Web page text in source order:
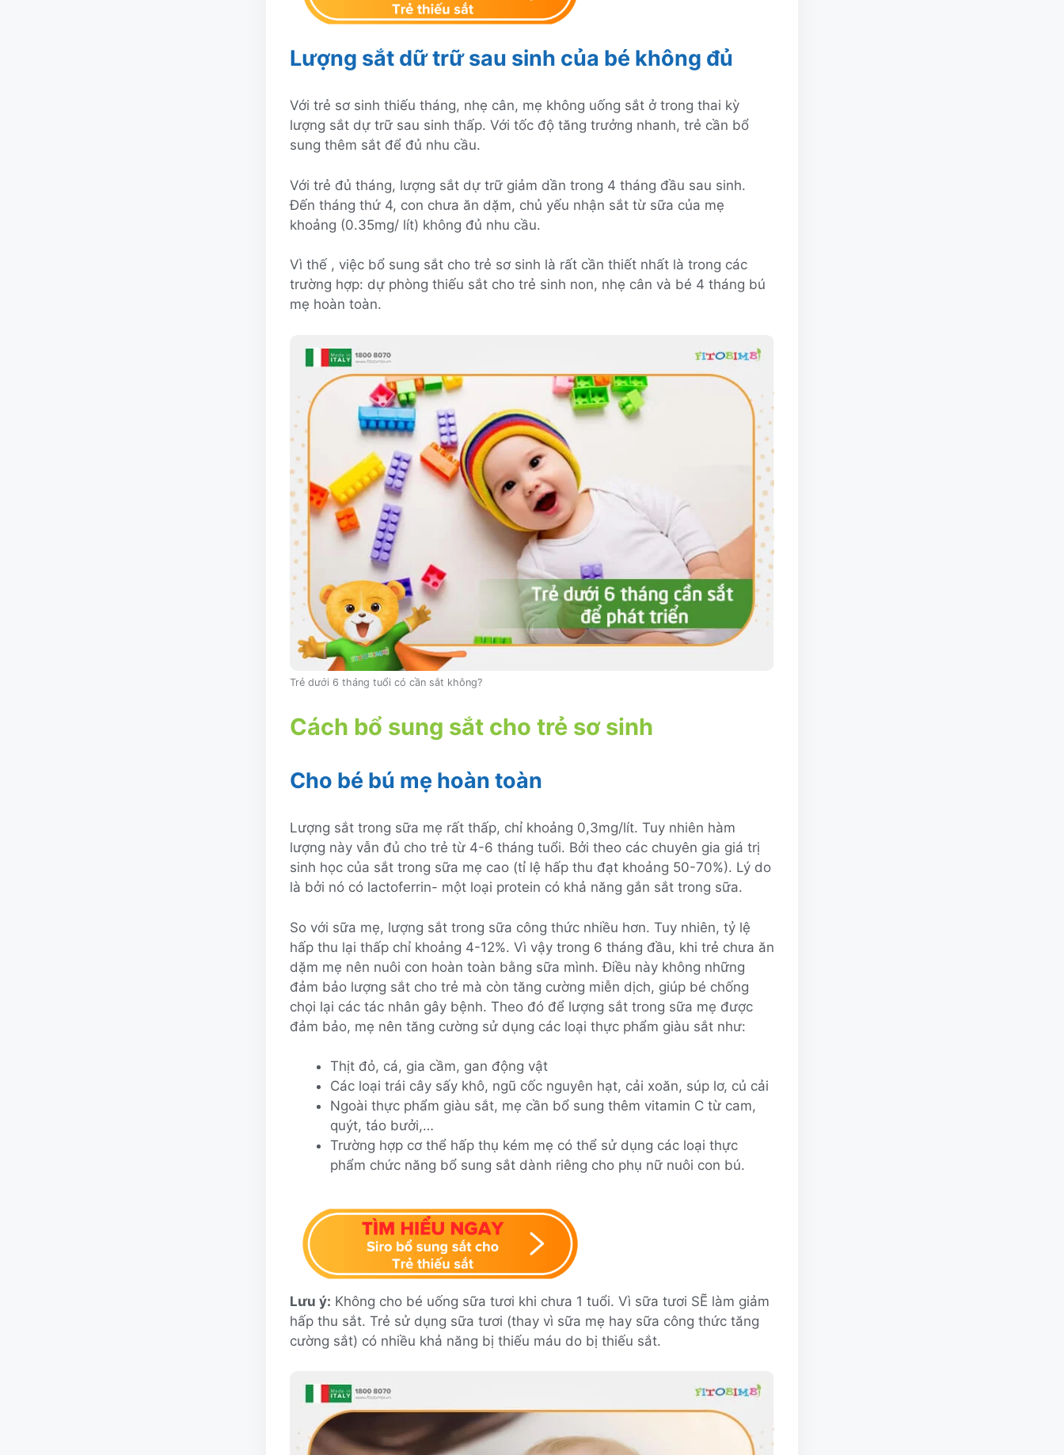
Lượng sắt dữ trữ sau sinh của bé không đủ
Với trẻ sơ sinh thiếu tháng, nhẹ cân, mẹ không uống sắt ở trong thai kỳ
lượng sắt dự trữ sau sinh thấp. Với tốc độ tăng trưởng nhanh, trẻ cần bổ
sung thêm sắt để đủ nhu cầu.
Với trẻ đủ tháng, lượng sắt dự trữ giảm dần trong 4 tháng đầu sau sinh.
Đến tháng thứ 4, con chưa ăn dặm, chủ yếu nhận sắt từ sữa của mẹ
khoảng (0.35mg/ lít) không đủ nhu cầu.
Vì thế , việc bổ sung sắt cho trẻ sơ sinh là rất cần thiết nhất là trong các
trường hợp: dự phòng thiếu sắt cho trẻ sinh non, nhẹ cân và bé 4 tháng bú
mẹ hoàn toàn.
Trẻ dưới 6 tháng tuổi có cần sắt không?
Cách bổ sung sắt cho trẻ sơ sinh
Cho bé bú mẹ hoàn toàn
Lượng sắt trong sữa mẹ rất thấp, chỉ khoảng 0,3mg/lít. Tuy nhiên hàm
lượng này vẫn đủ cho trẻ từ 4-6 tháng tuổi. Bởi theo các chuyên gia giá trị
sinh học của sắt trong sữa mẹ cao (tỉ lệ hấp thu đạt khoảng 50-70%). Lý do
là bởi nó có lactoferrin- một loại protein có khả năng gắn sắt trong sữa.
So với sữa mẹ, lượng sắt trong sữa công thức nhiều hơn. Tuy nhiên, tỷ lệ
hấp thu lại thấp chỉ khoảng 4-12%. Vì vậy trong 6 tháng đầu, khi trẻ chưa ăn
dặm mẹ nên nuôi con hoàn toàn bằng sữa mình. Điều này không những
đảm bảo lượng sắt cho trẻ mà còn tăng cường miễn dịch, giúp bé chống
chọi lại các tác nhân gây bệnh. Theo đó để lượng sắt trong sữa mẹ được
đảm bảo, mẹ nên tăng cường sử dụng các loại thực phẩm giàu sắt như:
Thịt đỏ, cá, gia cầm, gan động vật
Các loại trái cây sấy khô, ngũ cốc nguyên hạt, cải xoăn, súp lơ, củ cải
Ngoài thực phẩm giàu sắt, mẹ cần bổ sung thêm vitamin C từ cam,
quýt, táo bưởi,…
Trường hợp cơ thể hấp thụ kém mẹ có thể sử dụng các loại thực
phẩm chức năng bổ sung sắt dành riêng cho phụ nữ nuôi con bú.
Lưu ý: Không cho bé uống sữa tươi khi chưa 1 tuổi. Vì sữa tươi SẼ làm giảm
hấp thu sắt. Trẻ sử dụng sữa tươi (thay vì sữa mẹ hay sữa công thức tăng
cường sắt) có nhiều khả năng bị thiếu máu do bị thiếu sắt.